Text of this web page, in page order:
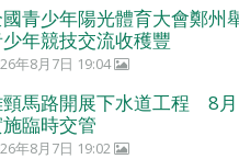
青少年陽光體育大會鄭州
年競技交流收穫豐
年8月7日 19:04
馬路開展下水道工程 8
臨時交管
年8月7日 19:02